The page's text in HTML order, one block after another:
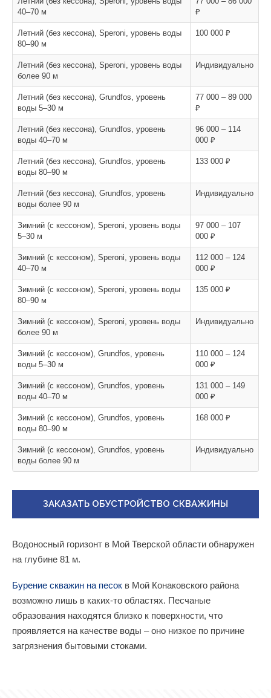
40–70 м
₽
Летний (без кессона), Speroni, уровень воды
80–90 м
100 000 ₽
Летний (без кессона), Speroni, уровень воды
более 90 м
Индивидуально
Летний (без кессона), Grundfos, уровень
воды 5–30 м
77 000 – 89 000
₽
Летний (без кессона), Grundfos, уровень
воды 40–70 м
96 000 – 114
000 ₽
Летний (без кессона), Grundfos, уровень
воды 80–90 м
133 000 ₽
Летний (без кессона), Grundfos, уровень
воды более 90 м
Индивидуально
Зимний (с кессоном), Speroni, уровень воды
5–30 м
97 000 – 107
000 ₽
Зимний (с кессоном), Speroni, уровень воды
40–70 м
112 000 – 124
000 ₽
Зимний (с кессоном), Speroni, уровень воды
80–90 м
135 000 ₽
Зимний (с кессоном), Speroni, уровень воды
более 90 м
Индивидуально
Зимний (с кессоном), Grundfos, уровень
воды 5–30 м
110 000 – 124
000 ₽
Зимний (с кессоном), Grundfos, уровень
воды 40–70 м
131 000 – 149
000 ₽
Зимний (с кессоном), Grundfos, уровень
воды 80–90 м
168 000 ₽
Зимний (с кессоном), Grundfos, уровень
воды более 90 м
Индивидуально
ЗАКАЗАТЬ ОБУСТРОЙСТВО СКВАЖИНЫ
Водоносный горизонт в Мой Тверской области обнаружен
на глубине 81 м.
Бурение скважин на песок в Мой Конаковского района
возможно лишь в каких-то областях. Песчаные
образования находятся близко к поверхности, что
проявляется на качестве воды – оно низкое по причине
загрязнения бытовыми стоками.